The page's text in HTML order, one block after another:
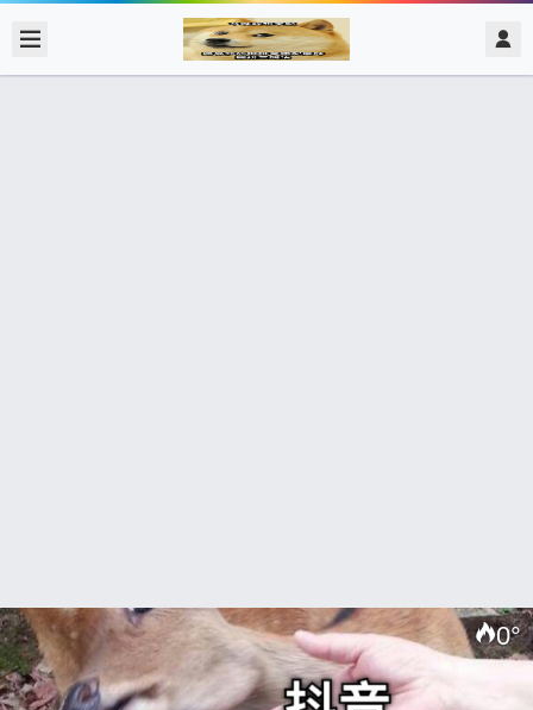
0°
admin @ 梗圖大全 MEME NOW 2017/12/10